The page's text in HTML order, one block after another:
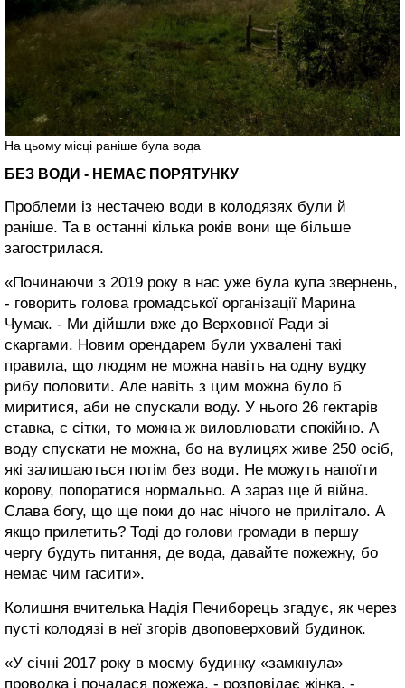
На цьому місці раніше була вода
БЕЗ ВОДИ - НЕМАЄ ПОРЯТУНКУ
Проблеми із нестачею води в колодязях були й
раніше. Та в останні кілька років вони ще більше
загострилася.
«Починаючи з 2019 року в нас уже була купа звернень,
- говорить голова громадської організації Марина
Чумак. - Ми дійшли вже до Верховної Ради зі
скаргами. Новим орендарем були ухвалені такі
правила, що людям не можна навіть на одну вудку
рибу половити. Але навіть з цим можна було б
миритися, аби не спускали воду. У нього 26 гектарів
ставка, є сітки, то можна ж виловлювати спокійно. А
воду спускати не можна, бо на вулицях живе 250 осіб,
які залишаються потім без води. Не можуть напоїти
корову, попоратися нормально. А зараз ще й війна.
Слава богу, що ще поки до нас нічого не прилітало. А
якщо прилетить? Тоді до голови громади в першу
чергу будуть питання, де вода, давайте пожежну, бо
немає чим гасити».
Колишня вчителька Надія Печиборець згадує, як через
пусті колодязі в неї згорів двоповерховий будинок.
«У січні 2017 року в моєму будинку «замкнула»
проводка і почалася пожежа, - розповідає жінка. -